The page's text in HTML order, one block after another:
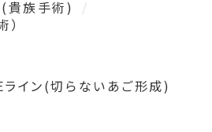
貴族手術)
イン(切らないあご形成)